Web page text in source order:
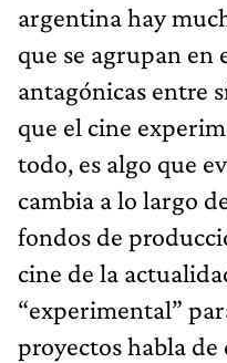
argentina hay
que se agrupan en
antagónicas entre
que el cine
todo, es algo que
cambia a lo largo
fondos de
cine de la
“experimental”
proyectos habla